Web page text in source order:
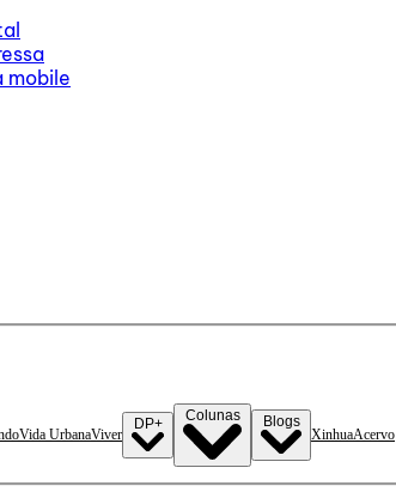
mobile
Vida UrbanaViver
DP+ Colunas Blogs
XinhuaAcervo